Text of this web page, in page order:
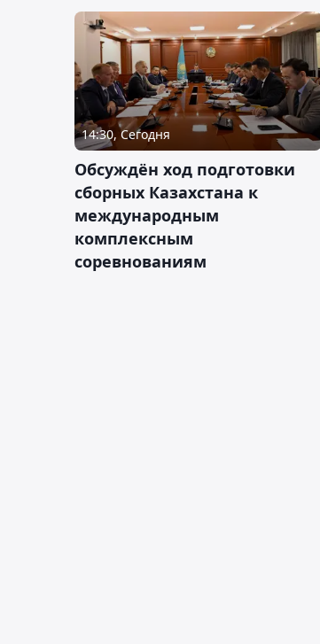
14:30, Сегодня
Обсуждён ход подготовки
сборных Казахстана к
международным
комплексным
соревнованиям